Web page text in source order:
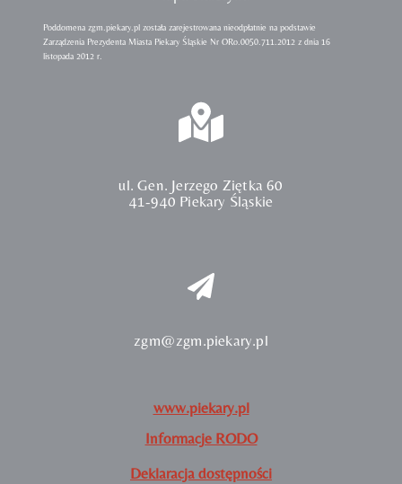
Poddomena zgm.piekary.pl została zarejestrowana nieodpłatnie na podstawie
Zarządzenia Prezydenta Miasta Piekary Śląskie Nr ORo.0050.711.2012 z dnia 16
listopada 2012 r.
ul. Gen. Jerzego Ziętka 60
41-940 Piekary Śląskie
zgm@zgm.piekary.pl
www.piekary.pl
Informacje RODO
Deklaracja dostępności